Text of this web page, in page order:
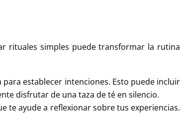
rituales simples puede transformar la rutina
establecer intenciones. Esto puede incluir
disfrutar de una taza de té en silencio.
te ayude a reflexionar sobre tus experiencias.